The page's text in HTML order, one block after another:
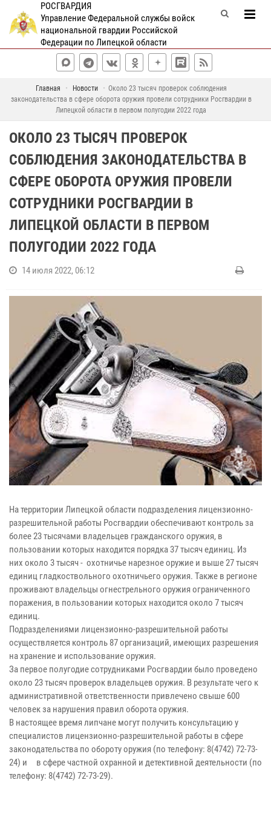
РОСГВАРДИЯ
Управление Федеральной службы войск
национальной гвардии Российской
Федерации по Липецкой области
Главная Новости
Около 23 тысяч проверок соблюдения
законодательства в сфере оборота оружия провели сотрудники Росгвардии в
Липецкой области в первом полугодии 2022 года
ОКОЛО 23 ТЫСЯЧ ПРОВЕРОК
СОБЛЮДЕНИЯ ЗАКОНОДАТЕЛЬСТВА В
СФЕРЕ ОБОРОТА ОРУЖИЯ ПРОВЕЛИ
СОТРУДНИКИ РОСГВАРДИИ В
ЛИПЕЦКОЙ ОБЛАСТИ В ПЕРВОМ
ПОЛУГОДИИ 2022 ГОДА
14 июля 2022, 06:12
На территории Липецкой области подразделения лицензионно-
разрешительной работы Росгвардии обеспечивают контроль за
более 23 тысячами владельцев гражданского оружия, в
пользовании которых находится порядка 37 тысяч единиц. Из
них около 3 тысяч - охотничье нарезное оружие и выше 27 тысяч
единиц гладкоствольного охотничьего оружия. Также в регионе
проживают владельцы огнестрельного оружия ограниченного
поражения, в пользовании которых находится около 7 тысяч
единиц.
Подразделениями лицензионно-разрешительной работы
осуществляется контроль 87 организаций, имеющих разрешения
на хранение и использование оружия.
За первое полугодие сотрудниками Росгвардии было проведено
около 23 тысяч проверок владельцев оружия. В результате чего к
административной ответственности привлечено свыше 600
человек за нарушения правил оборота оружия.
В настоящее время липчане могут получить консультацию у
специалистов лицензионно-разрешительной работы в сфере
законодательства по обороту оружия (по телефону: 8(4742) 72-73-
24) и в сфере частной охранной и детективной деятельности (по
телефону: 8(4742) 72-73-29).